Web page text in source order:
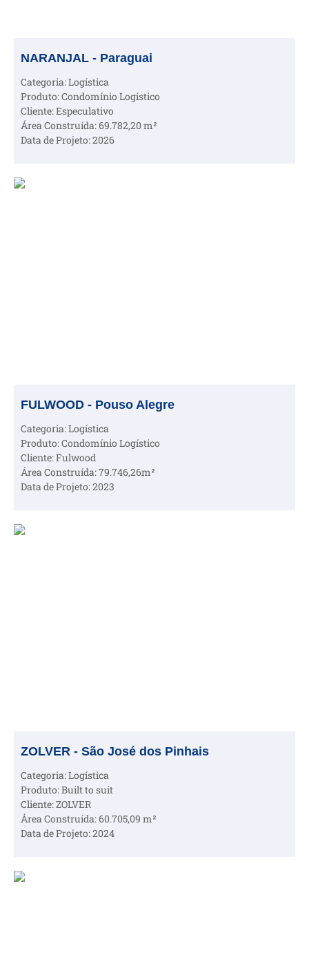
NARANJAL - Paraguai
Categoria: Logística
Produto: Condomínio Logístico
Cliente: Especulativo
Área Construída: 69.782,20 m²
Data de Projeto: 2026
FULWOOD - Pouso Alegre
Categoria: Logística
Produto: Condomínio Logístico
Cliente: Fulwood
Área Construída: 79.746,26m²
Data de Projeto: 2023
ZOLVER - São José dos Pinhais
Categoria: Logística
Produto: Built to suit
Cliente: ZOLVER
Área Construída: 60.705,09 m²
Data de Projeto: 2024